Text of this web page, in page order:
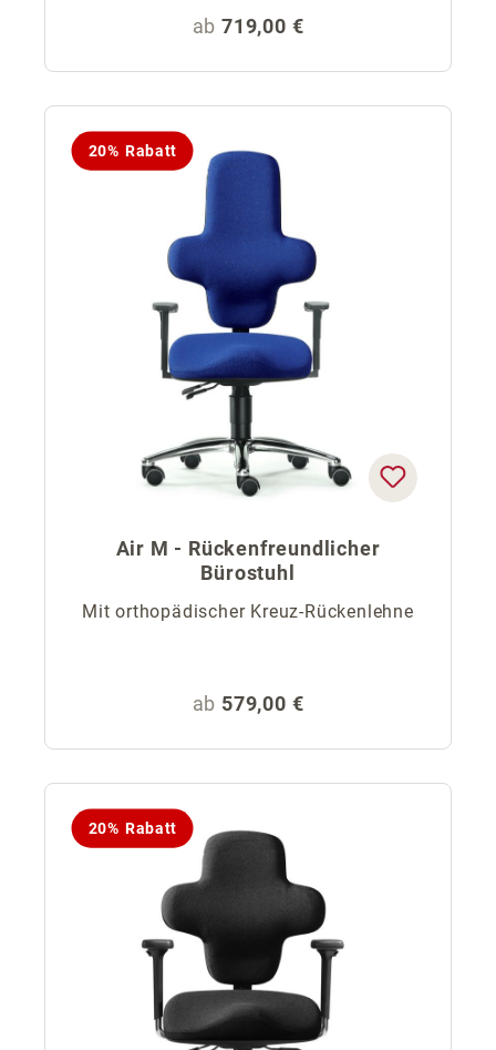
Regulärer Preis:
ab 719,00 €
20% Rabatt
Air M - Rückenfreundlicher
Bürostuhl
Mit orthopädischer Kreuz-Rückenlehne
Regulärer Preis:
ab 579,00 €
20% Rabatt